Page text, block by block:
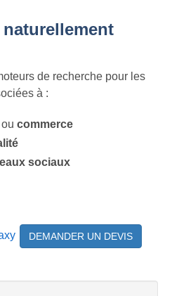
naturellement
de recherche pour les
à :
ou commerce
sociaux
DEMANDER UN DEVIS